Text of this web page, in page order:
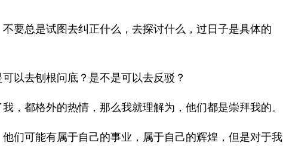
要总是试图去纠正什么，去探讨什么，过日子是具体的
以去刨根问底？是不是可以去反驳？
，都格外的热情，那么我就理解为，他们都是崇拜我的。
们可能有属于自己的事业，属于自己的辉煌，但是对于我